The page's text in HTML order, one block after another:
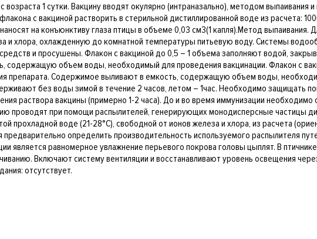
1 сутки. Вакцину вводят окулярно (интраназально), методом выпаивания
с вакциной растворить в стерильной дистиллированной воде из расчета:
на конъюнктиву глаза птицы в объеме 0,03 см3(1 капля).Метод
и хлора, охлажденную до комнатной температуры питьевую воду. Системы
и просушены. Флакон с вакциной до 0,5 – 1 объема заполняют водой,
содержащую объем воды, необходимый для проведения вакцинации. Флакон с
препарата. Содержимое выливают в емкость, содержащую объем воды,
без воды зимой в течение 2 часов, летом – 1час. Необходимо защищать
раствора вакцины (примерно 1-2 часа). До и во время иммунизации
проводят при помощи распылителей, генерирующих монодисперсные частицы
прохладной воде (21-28°С), свободной от ионов железа и хлора, из расчета
определить производительность используемого распылителя
является равномерное увлажнение перьевого покрова головы цыплят. В
Включают систему вентиляции и восстанавливают уровень освещения
отсутствует.